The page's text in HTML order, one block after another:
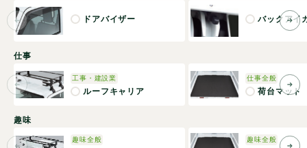
ドアバイザー バックアイ
仕事
工事・建設業
ルーフキャリア
仕事全般
荷台マット
趣味
趣味全般 趣味全般